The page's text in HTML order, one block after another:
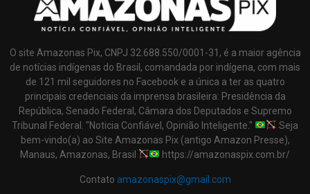
O site Amazonas Pix, CNPJ 32.688.550/0001-31, é a maior agência
de notícias indígenas do Brasil, comandada por indígena, com mais
de 121 mil seguidores no Facebook e a única a ter as quatro
principais credenciais da imprensa brasileira: Presidência da
República, Senado Federal, Câmara dos Deputados e Supremo
Tribunal Federal. "Noticia Confiável, Opinião Inteligente."
Seja
bem-vindo(a) ao Site Amazonas Pix (antigo Amazon Presse),
Manaus, Amazonas, Brasil
https://amazonaspix.com.br/
Contato amazonaspix@gmail.com